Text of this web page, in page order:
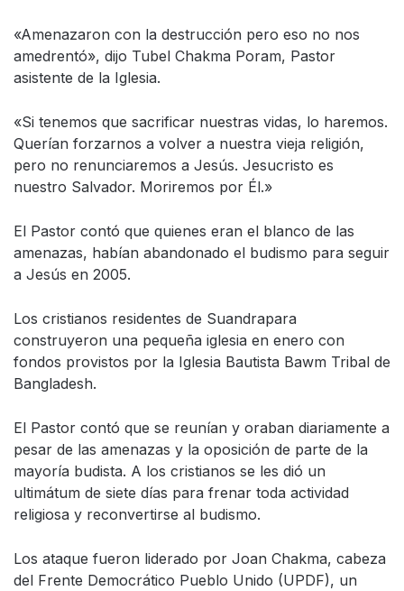
«Amenazaron con la destrucción pero eso no nos
amedrentó», dijo Tubel Chakma Poram, Pastor
asistente de la Iglesia.
«Si tenemos que sacrificar nuestras vidas, lo haremos.
Querían forzarnos a volver a nuestra vieja religión,
pero no renunciaremos a Jesús. Jesucristo es
nuestro Salvador. Moriremos por Él.»
El Pastor contó que quienes eran el blanco de las
amenazas, habían abandonado el budismo para seguir
a Jesús en 2005.
Los cristianos residentes de Suandrapara
construyeron una pequeña iglesia en enero con
fondos provistos por la Iglesia Bautista Bawm Tribal de
Bangladesh.
El Pastor contó que se reunían y oraban diariamente a
pesar de las amenazas y la oposición de parte de la
mayoría budista. A los cristianos se les dió un
ultimátum de siete días para frenar toda actividad
religiosa y reconvertirse al budismo.
Los ataque fueron liderado por Joan Chakma, cabeza
del Frente Democrático Pueblo Unido (UPDF), un